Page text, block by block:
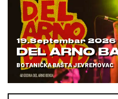
19.septembar 2026
DEL ARNO
BOTANIČKA BAŠTA JEVREMOVAC